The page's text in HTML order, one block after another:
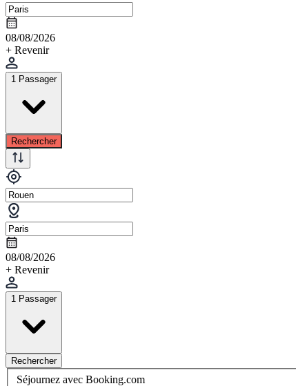
08/08/2026
+ Revenir
1 Passager
Rechercher
08/08/2026
+ Revenir
1 Passager
Rechercher
Séjournez avec Booking.com